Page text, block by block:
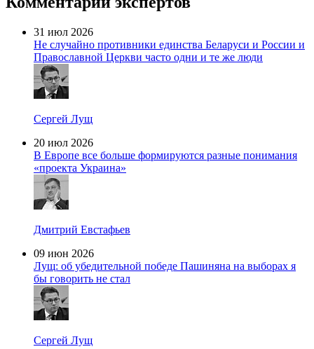
31 июл 2026
Не случайно противники единства Беларуси и России и
Православной Церкви часто одни и те же люди
Сергей Лущ
20 июл 2026
В Европе все больше формируются разные понимания
«проекта Украина»
Дмитрий Евстафьев
09 июн 2026
Лущ: об убедительной победе Пашиняна на выборах я
бы говорить не стал
Сергей Лущ